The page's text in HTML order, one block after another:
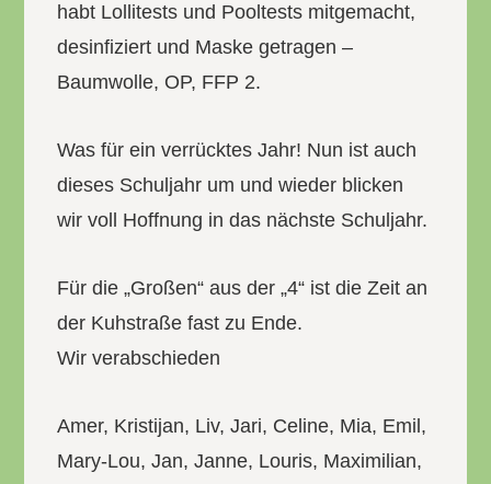
habt Lollitests und Pooltests mitgemacht,
desinfiziert und Maske getragen –
Baumwolle, OP, FFP 2.
Was für ein verrücktes Jahr! Nun ist auch
dieses Schuljahr um und wieder blicken
wir voll Hoffnung in das nächste Schuljahr.
Für die „Großen“ aus der „4“ ist die Zeit an
der Kuhstraße fast zu Ende.
Wir verabschieden
Amer, Kristijan, Liv, Jari, Celine, Mia, Emil,
Mary-Lou, Jan, Janne, Louris, Maximilian,